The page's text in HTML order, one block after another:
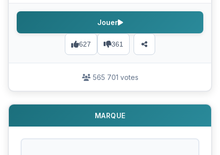
627 361
Jouer
565 701 votes
MARQUE